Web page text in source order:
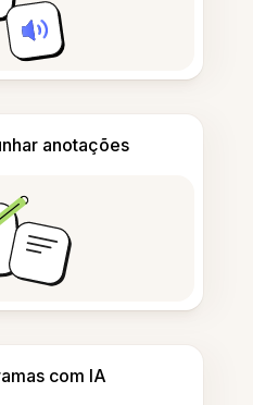
anotações
com IA